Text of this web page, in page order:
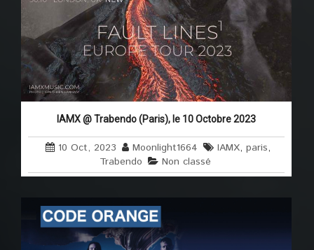
IAMX @ Trabendo (Paris), le 10 Octobre 2023
10 Oct, 2023 Moonlight1664 IAMX, paris,
Trabendo
Non classé